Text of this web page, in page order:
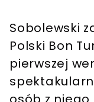
Sobolewski
Polski Bon
pierwszej